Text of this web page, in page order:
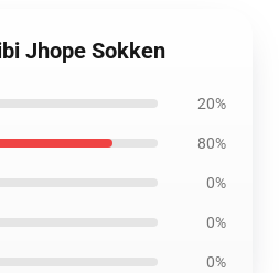
Jhope Sokken
20%
80%
0%
0%
0%